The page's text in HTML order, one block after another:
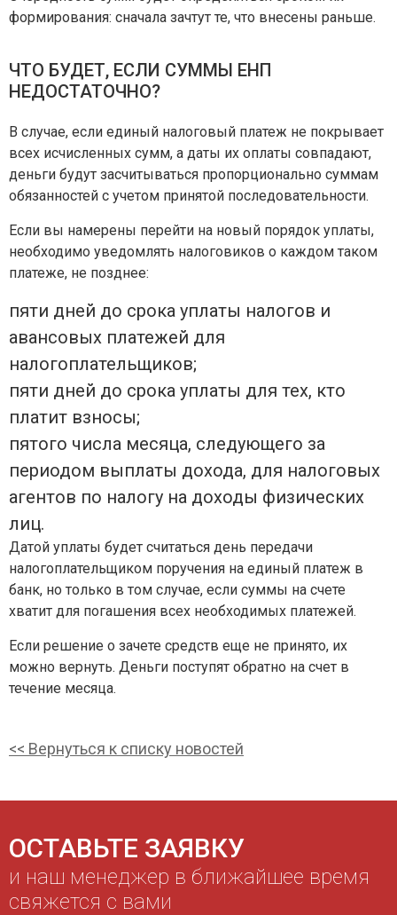
формирования: сначала зачтут те, что внесены раньше.
ЧТО БУДЕТ, ЕСЛИ СУММЫ ЕНП
НЕДОСТАТОЧНО?
В случае, если единый налоговый платеж не покрывает
всех исчисленных сумм, а даты их оплаты совпадают,
деньги будут засчитываться пропорционально суммам
обязанностей с учетом принятой последовательности.
Если вы намерены перейти на новый порядок уплаты,
необходимо уведомлять налоговиков о каждом таком
платеже, не позднее:
пяти дней до срока уплаты налогов и
авансовых платежей для
налогоплательщиков;
пяти дней до срока уплаты для тех, кто
платит взносы;
пятого числа месяца, следующего за
периодом выплаты дохода, для налоговых
агентов по налогу на доходы физических
лиц.
Датой уплаты будет считаться день передачи
налогоплательщиком поручения на единый платеж в
банк, но только в том случае, если суммы на счете
хватит для погашения всех необходимых платежей.
Если решение о зачете средств еще не принято, их
можно вернуть. Деньги поступят обратно на счет в
течение месяца.
<< Вернуться к списку новостей
ОСТАВЬТЕ ЗАЯВКУ
и наш менеджер в ближайшее время
свяжется с вами